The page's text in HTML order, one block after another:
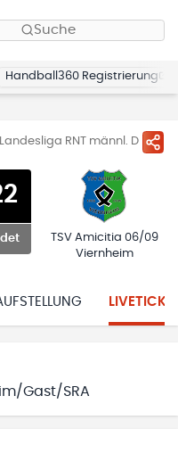
Suche
Handball360 Registrierung
RNT männl. D
TSV Amicitia 06/09
Viernheim
Gast/SRA